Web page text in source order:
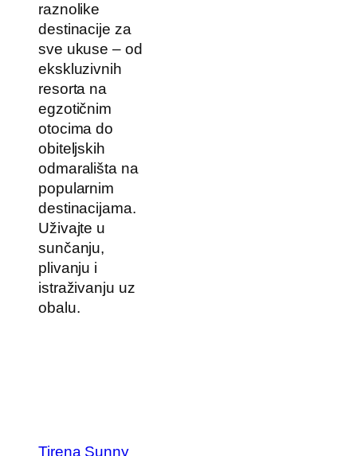
raznolike
destinacije za
sve ukuse – od
ekskluzivnih
resorta na
egzotičnim
otocima do
obiteljskih
odmarališta na
popularnim
destinacijama.
Uživajte u
sunčanju,
plivanju i
istraživanju uz
obalu.
Tirena Sunny